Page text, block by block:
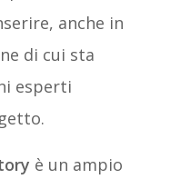
anche in
di cui sta
esperti
è un ampio